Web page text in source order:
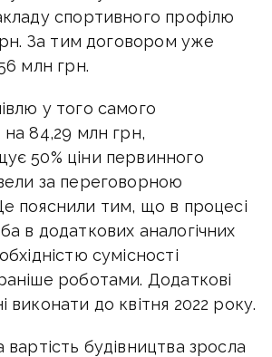
спортивного профілю
За тим договором уже
млн грн.
у того самого
на 84,29 млн грн,
50% ціни первинного
за переговорною
пояснили тим, що в процесі
в додаткових аналогічних
сумісності
роботами. Додаткові
виконати до квітня 2022 року.
будівництва зросла